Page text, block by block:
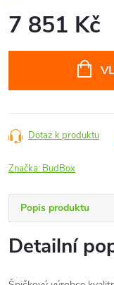
7 851 Kč
Dotaz k produktu
Značka: BudBox
Popis produktu
Detailní